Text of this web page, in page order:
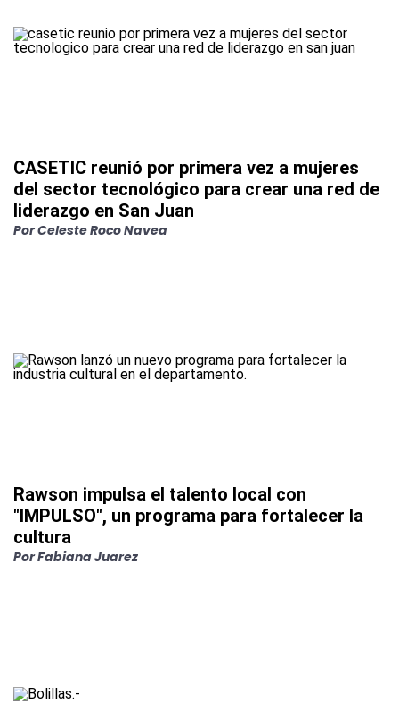
CASETIC reunió por primera vez a mujeres
del sector tecnológico para crear una red de
liderazgo en San Juan
PorCeleste Roco Navea
Rawson impulsa el talento local con
"IMPULSO", un programa para fortalecer la
cultura
PorFabiana Juarez